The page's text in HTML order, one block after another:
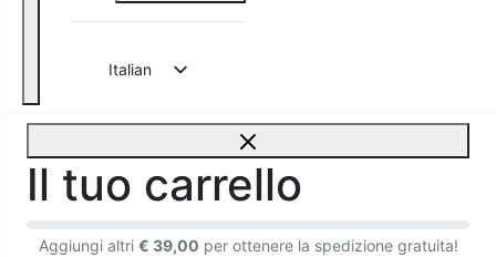
Italian
Il tuo carrello
Aggiungi altri € 39,00 per ottenere la spedizione gratuita!